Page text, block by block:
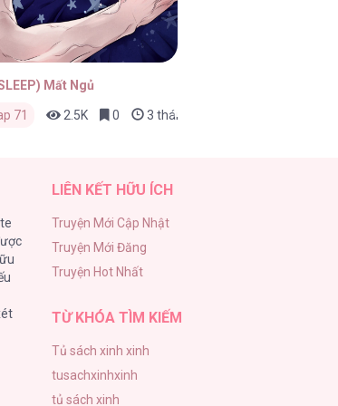
Mất Ngủ
71 2.5K 0 3 tháng trước
LIÊN KẾT HỮU ÍCH
Truyện Mới Cập Nhật
Truyện Mới Đăng
Truyện Hot Nhất
TỪ KHÓA TÌM KIẾM
Tủ sách xinh xinh
tusachxinhxinh
tủ sách xinh